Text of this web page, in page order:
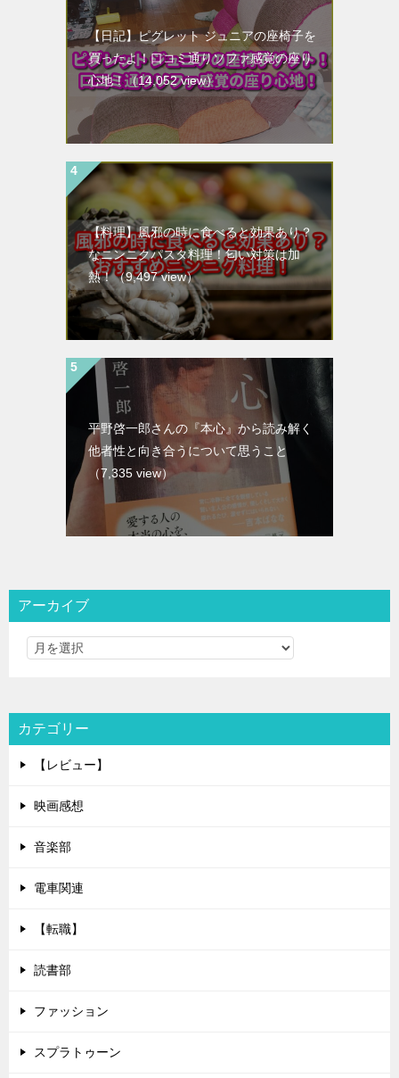
【日記】ピグレット ジュニアの座椅子を
買ったよ！口コミ通りソファ感覚の座り
心地！（14,052 view）
【料理】風邪の時に食べると効果あり？
なニンニクパスタ料理！匂い対策は加
熱！（9,497 view）
平野啓一郎さんの『本心』から読み解く
他者性と向き合うについて思うこと
（7,335 view）
アーカイブ
カテゴリー
【レビュー】
映画感想
音楽部
電車関連
【転職】
読書部
ファッション
スプラトゥーン